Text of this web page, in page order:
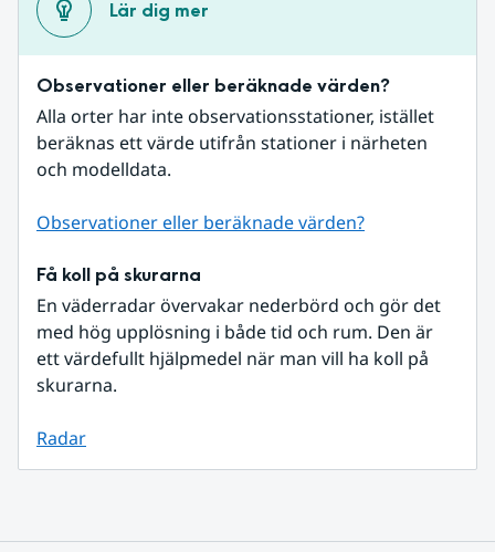
Lär dig mer
Observationer eller beräknade värden?
Alla orter har inte observationsstationer, istället
beräknas ett värde utifrån stationer i närheten
och modelldata.
Observationer eller beräknade värden?
Få koll på skurarna
En väderradar övervakar nederbörd och gör det
med hög upplösning i både tid och rum. Den är
ett värdefullt hjälpmedel när man vill ha koll på
skurarna.
Radar